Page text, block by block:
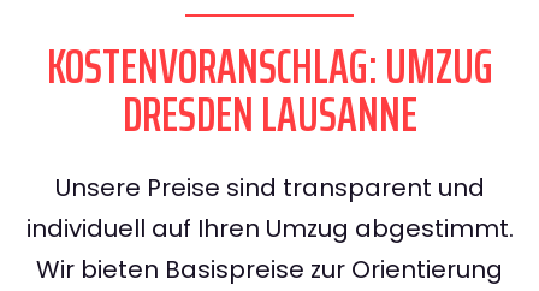
KOSTENVORANSCHLAG: UMZUG
DRESDEN LAUSANNE
Unsere Preise sind transparent und
individuell auf Ihren Umzug abgestimmt.
Wir bieten Basispreise zur Orientierung